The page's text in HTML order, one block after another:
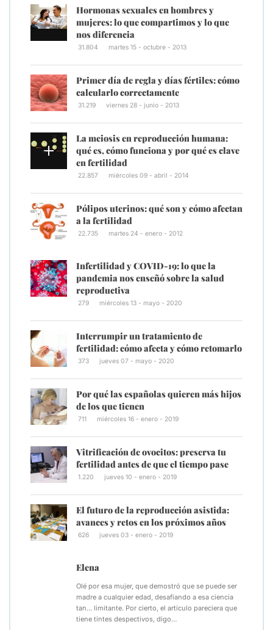
Hormonas sexuales en hombres y
mujeres: lo que compartimos y lo que
nos diferencia
31.804 martes 15 - octubre - 2013
Primer día de regla y días fértiles: cómo
calcularlo correctamente
31.219 viernes 28 - junio - 2013
La meiosis en reproducción humana:
qué es, cómo funciona y por qué es clave
en fertilidad
22.857 miércoles 09 - abril - 2014
Pólipos uterinos: qué son y cómo afectan
a la fertilidad
22.735 martes 24 - enero - 2012
Infertilidad y COVID-19: lo que la
pandemia nos enseñó sobre la salud
reproductiva
279 miércoles 13 - mayo - 2020
Interrumpir un tratamiento de
fertilidad: cómo afecta y cómo retomarlo
373 jueves 07 - mayo - 2020
Por qué las españolas quieren más hijos
de los que tienen
711 miércoles 16 - enero - 2019
Vitrificación de ovocitos: preserva tu
fertilidad antes de que el tiempo pase
1.220 jueves 10 - enero - 2019
El futuro de la reproducción asistida:
avances y retos en los próximos años
626 jueves 03 - enero - 2019
Elena
Olé por esa mujer, que demostró que se puede ser
madre a cualquier edad, desafiando a esa ciencia
tan... limitante. Por cierto, el artículo pareciera que
tiene tintes despectivos, digo…